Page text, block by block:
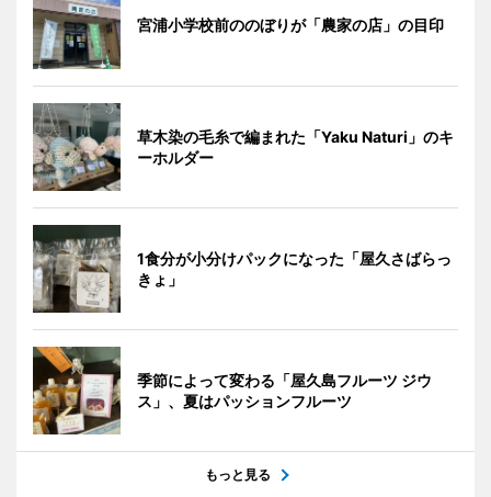
宮浦小学校前ののぼりが「農家の店」の目印
草木染の毛糸で編まれた「Yaku Naturi」のキ
ーホルダー
1食分が小分けパックになった「屋久さばらっ
きょ」
季節によって変わる「屋久島フルーツ ジウ
ス」、夏はパッションフルーツ
もっと見る